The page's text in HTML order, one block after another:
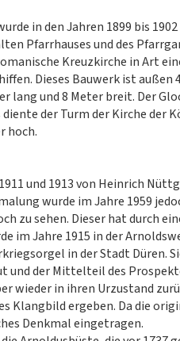
in den Jahren 1899 bis
Pfarrhauses und des
Kreuzkirche in Art
Dieses Bauwerk ist außen
lang und 8 Meter breit. Der
der Turm der Kirche der
hoch.
und 1913 von Heinrich
wurde im Jahre 1959
zu sehen. Dieser hat durch
im Jahre 1915 in der
in der Stadt Düren.
und der Mittelteil des
wieder in ihren Urzustand
Klangbild ergeben. Da die
Denkmal eingetragen.